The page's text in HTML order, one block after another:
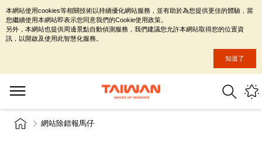
網站除錯報馬仔
本網站使用cookies等相關技術以持續優化網站服務，並有助於為您提供更佳的體驗，當
您繼續使用本網站即表示您同意我們的Cookie使用政策。
另外，本網站也提供周邊景點自動偵測服務，我們建議您允許本網站取得您的位置資
訊，以開啟及使用此智慧化服務。
知道了